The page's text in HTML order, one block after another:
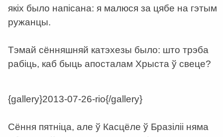
якіх было напісана: я малюся за цябе на гэтым
ружанцы.
Тэмай сённяшняй катэхезы было: што трэба
рабіць, каб быць апосталам Хрыста ў свеце?
{gallery}2013-07-26-rio{/gallery}
Сёння пятніца, але ў Касцёле ў Бразіліі няма